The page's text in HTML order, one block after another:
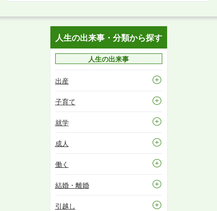
人生の出来事・分類から探す
人生の出来事
出産
子育て
就学
成人
働く
結婚・離婚
引越し